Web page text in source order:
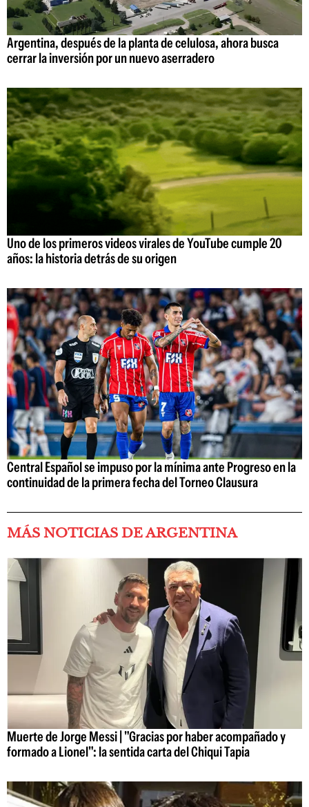
Argentina, después de la planta de celulosa, ahora busca
cerrar la inversión por un nuevo aserradero
Uno de los primeros videos virales de YouTube cumple 20
años: la historia detrás de su origen
Central Español se impuso por la mínima ante Progreso en la
continuidad de la primera fecha del Torneo Clausura
MÁS NOTICIAS DE ARGENTINA
Muerte de Jorge Messi | "Gracias por haber acompañado y
formado a Lionel": la sentida carta del Chiqui Tapia